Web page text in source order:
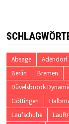
Absage Adendorf
Berlin
Bremen
Düvelsbrook
Göttingen
Laufschuhe